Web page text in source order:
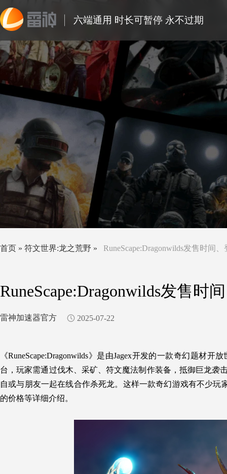
六端通用 时长可暂停 永不过期
首页 » 符文世界:龙之荒野 » RuneScape:Dragonwilds发售时间
RuneScape:Dragonwilds发售
雷神加速器官方 2025-07-22
《RuneScape:Dragonwilds》是由Jagex开发的一款奇幻题材
台，玩家需通过伐木、采矿、符文魔法制作装备，抵御巨龙袭
自或与朋友一起在线合作杀死龙。这样一款奇幻游戏有不少
的价格等详细介绍。